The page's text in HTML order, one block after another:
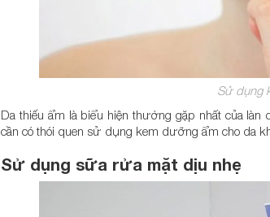
Sử dụng
Da thiếu ẩm là biểu hiện thường gặp nhất của
cần có thói quen sử dụng kem dưỡng ẩm cho da
Sử dụng sữa rửa mặt dịu nhẹ